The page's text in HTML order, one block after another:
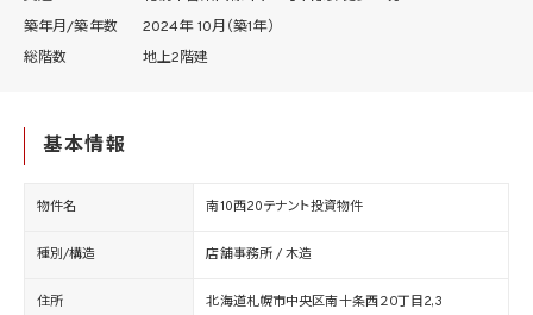
築年月/築年数
2024年 10月（築1年）
総階数
地上2階建
基本情報
物件名 南10西20テナント投資物件
種別/構造 店舗事務所 / 木造
住所 北海道札幌市中央区南十条西２０丁目2,3